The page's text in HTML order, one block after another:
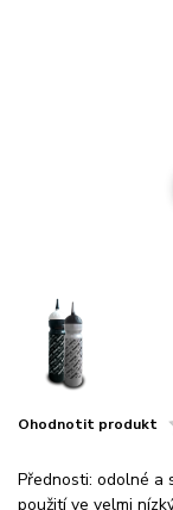
Ohodnotit produkt
Přednosti: odolné a
použití ve velmi